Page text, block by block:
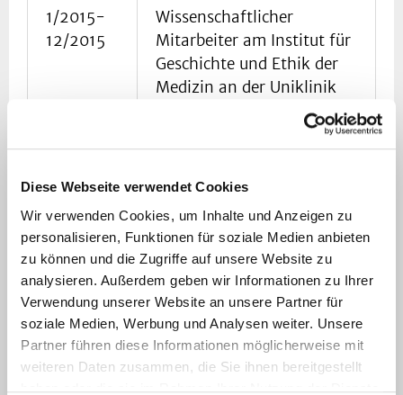
Diese Webseite verwendet Cookies
Wir verwenden Cookies, um Inhalte und Anzeigen zu
personalisieren, Funktionen für soziale Medien anbieten
zu können und die Zugriffe auf unsere Website zu
analysieren. Außerdem geben wir Informationen zu Ihrer
Verwendung unserer Website an unsere Partner für
soziale Medien, Werbung und Analysen weiter. Unsere
Partner führen diese Informationen möglicherweise mit
weiteren Daten zusammen, die Sie ihnen bereitgestellt
haben oder die sie im Rahmen Ihrer Nutzung der Dienste
1/2015-
12/2015
Wissenschaftlicher
Mitarbeiter am Institut für
Geschichte und Ethik der
Medizin an der Uniklinik
Köln (BMBF-Projekt)
12/2014
Mitarbeiter am Institut für
Geschichte, Theorie und
Ethik der Medizin an der
Universität Ulm (BMBF-
Projekt)
1/2009-
1/2013
Wissenschaftlicher
Mitarbeiter am Institut für